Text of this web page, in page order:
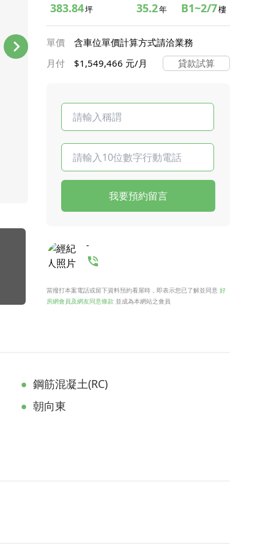
383.84坪 35.2年 B1~2/7樓
單價
含車位單價計算方式請洽業務
月付
$1,549,466 元/月 貸款試算
我要預約留言
-
當撥打本案電話或留下資料預約看屋時，即表示您已了解並同意 好
房網會員及網友同意條款 並成為本網站之會員
鋼筋混凝土(RC)
朝向東